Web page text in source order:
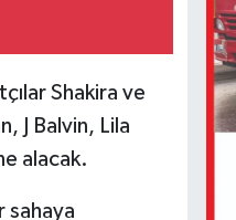
Shakira ve
J Balvin, Lila
alacak.
sahaya